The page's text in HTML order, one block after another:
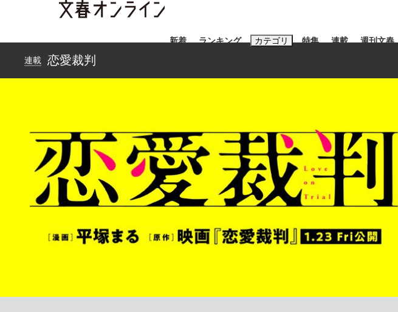
新着 ランキング カテゴリ
「90%は失敗する。でも…」本田圭佑が初めて明かした日本代表監督に...
特集
終戦から81年
連載 週刊文春
#藤田晋 #三山凌輝 #高市早苗 #後藤真希
#玉木雄一郎
#亀和田武
連載 恋愛裁判